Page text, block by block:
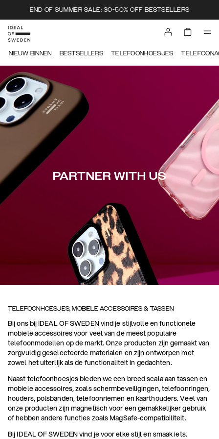
END OF SUMMER SALE: 30-50% OFF BESTSELLERS
NIEUW BINNEN BESTSELLERS TELEFOONHOESJES
PARTNER WITH US
TELEFOONHOESJES, MOBIELE ACCESSOIRES & TASSEN
Bij ons bij IDEAL OF SWEDEN vind je stijlvolle en functionele
mobiele accessoires voor veel van de meest populaire
telefoonmodellen op de markt. Onze producten zijn gemaakt van
zorgvuldig geselecteerde materialen en zijn ontworpen met
zowel het uiterlijk als de functionaliteit in gedachten.
Naast telefoonhoesjes bieden we een breed scala aan tassen en
mobiele accessoires, zoals schermbeveiligingen, telefoonringen,
houders, polsbanden, telefoonriemen en kaarthouders. Veel van
onze producten zijn magnetisch voor een gemakkelijker gebruik
of hebben andere functies zoals MagSafe-compatibiliteit.
Bij IDEAL OF SWEDEN vind je voor elke stijl en smaak iets.